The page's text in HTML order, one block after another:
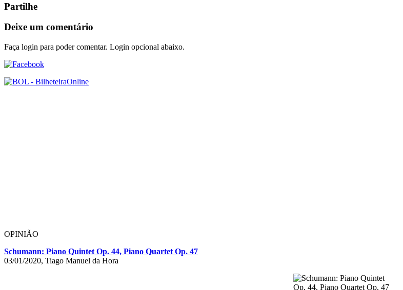
Partilhe
Deixe um comentário
Faça login para poder comentar. Login opcional abaixo.
OPINIÃO
Schumann: Piano Quintet Op. 44, Piano Quartet Op. 47
03/01/2020, Tiago Manuel da Hora